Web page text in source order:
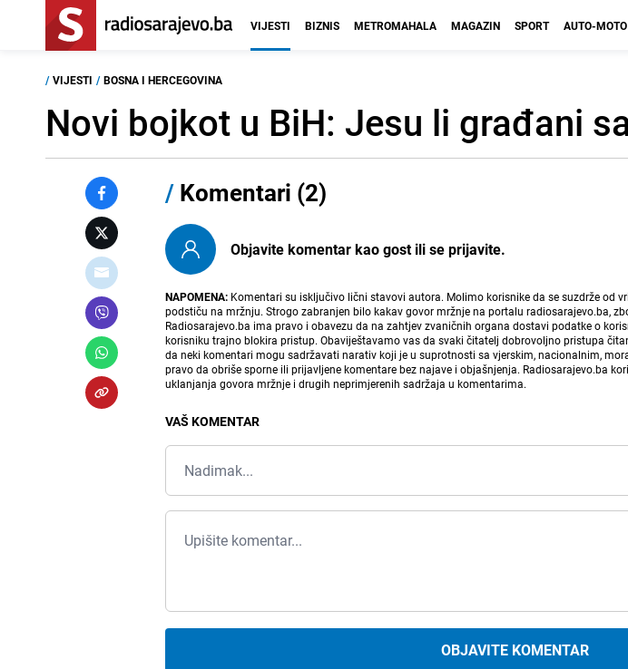
VIJESTI BIZNIS METROMAHALA MAGAZIN SPORT AUTO-MOTO
/ VIJESTI / BOSNA I HERCEGOVINA
Novi bojkot u BiH: Jesu li građani
/ Komentari (2)
Objavite komentar kao gost ili se prijavite.
NAPOMENA: Komentari su isključivo lični stavovi autora. Molimo korisnike da se suzdrže od
podstiču na mržnju. Strogo zabranjen bilo kakav govor mržnje na portalu radiosarajevo.ba,
Radiosarajevo.ba ima pravo i obavezu da na zahtjev zvaničnih organa dostavi podatke o
korisniku trajno blokira pristup. Obaviještavamo vas da svaki čitatelj dobrovoljno pristupa
da neki komentari mogu sadržavati narativ koji je u suprotnosti sa vjerskim, nacionalnim,
pravo da obriše sporne ili prijavljene komentare bez najave i objašnjenja. Radiosarajevo.ba
uklanjanja govora mržnje i drugih neprimjerenih sadržaja u komentarima.
VAŠ KOMENTAR
OBJAVITE KOMENTAR